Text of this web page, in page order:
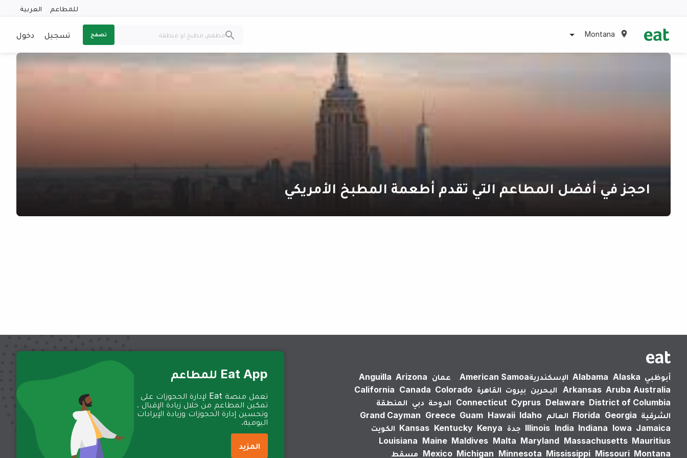
للمطاعم العربية
Montana تصفح تسجيل دخول
احجز في أفضل المطاعم التي تقدم أطعمة المطبخ الأمريكي
أبوظبي Alabama Alaska الإسكندرية‎American Samoa عمان Anguilla Arizona
Arkansas Aruba Australia البحرين بيروت القاهرة California Canada Colorado
Connecticut Cyprus Delaware District of Columbia الدوحة دبي المنطقة
الشرقية
Florida Georgia العالم Grand Cayman Greece Guam Hawaii Idaho
Illinois India Indiana Iowa Jamaica جدة Kansas Kentucky Kenya
الكويت
Louisiana Maine Maldives Malta Maryland Massachusetts Mauritius
Mexico Michigan Minnesota Mississippi Missouri Montana مسقط
Eat App للمطاعم
تعمل منصة Eat لإدارة الحجوزات على
تمكين المطاعم من خلال زيادة الإقبال ،
وتحسين إدارة الحجوزات وزيادة الإيرادات
اليومية.
المزيد